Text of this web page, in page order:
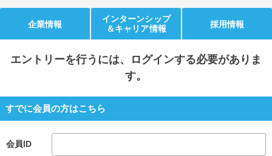
あなたに合う仕事を診断！ 動画で対策講座をチェック
就活ニュースペーパー
就活時事ニュースを更新
よくある質問
不明点があればこちら
企業情報
インターンシップ
＆キャリア情報
採用情報
エントリーを行うには、ログインする必要がありま
す。
すでに会員の方はこちら
会員ID